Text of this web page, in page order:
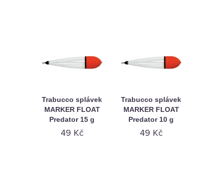
Trabucco splávek
MARKER FLOAT
Predator 15 g
49 Kč
Trabucco splávek
MARKER FLOAT
Predator 10 g
49 Kč